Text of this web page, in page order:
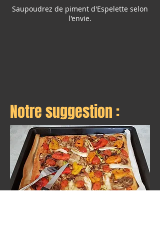
Saupoudrez de piment d'Espelette selon
l'envie.
Notre suggestion :